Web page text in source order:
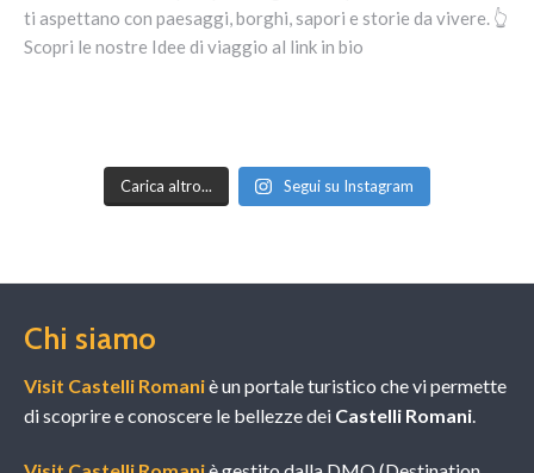
Carica altro... Segui su Instagram
Chi siamo
Visit Castelli Romaniè un portale turistico che vi permette
di scoprire e conoscere le bellezze dei Castelli Romani.